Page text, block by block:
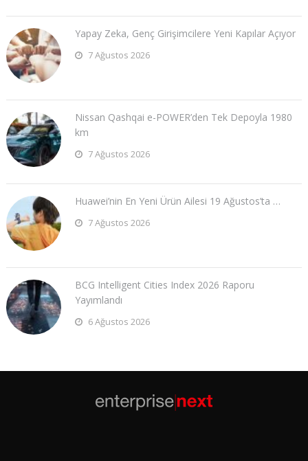
Yapay Zeka, Genç Girişimcilere Yeni Kapılar Açıyor
7 Ağustos 2026
Nissan Qashqai e-POWER’den Tek Depoyla 1980
km
7 Ağustos 2026
Huawei’nin En Yeni Ürün Ailesi 19 Ağustos’ta …
7 Ağustos 2026
BCG Intelligent Cities Index 2026 Raporu
Yayımlandı
6 Ağustos 2026